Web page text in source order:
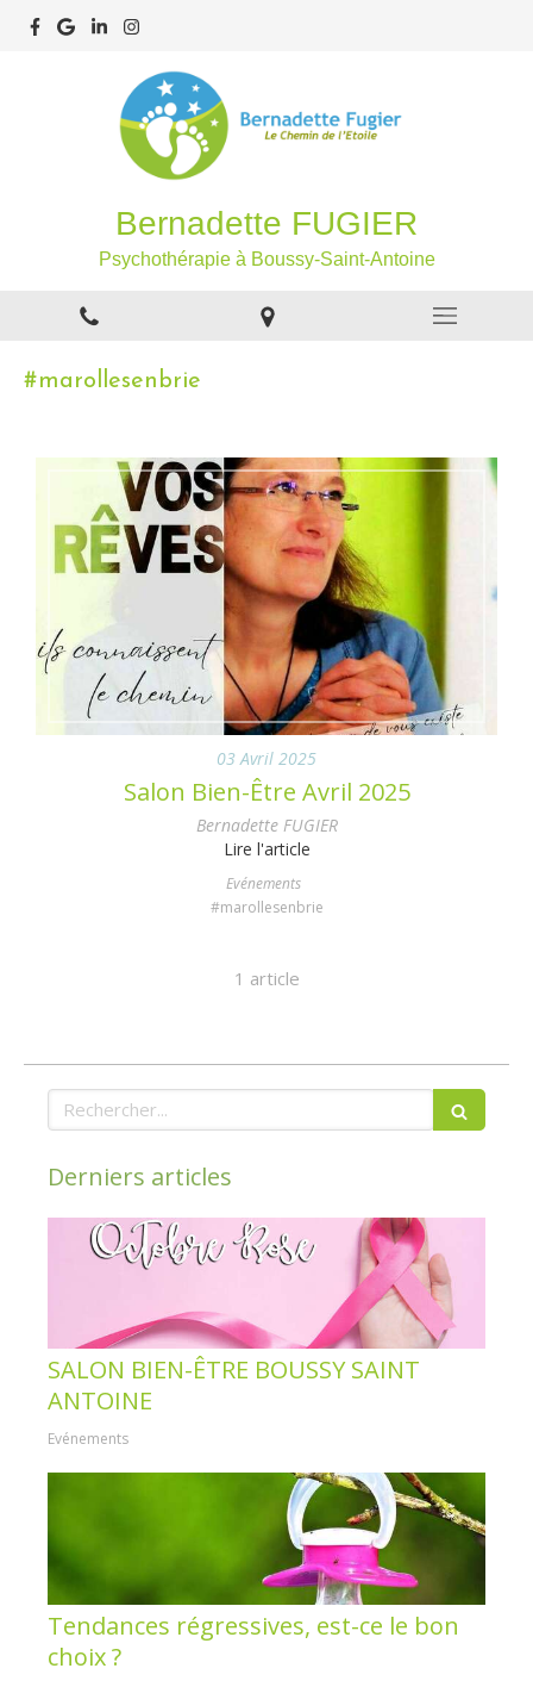
Bernadette FUGIER
Psychothérapie à Boussy-Saint-Antoine
#marollesenbrie
03 Avril 2025
Salon Bien-Être Avril 2025
Bernadette FUGIER
Lire l'article
Evénements
#marollesenbrie
1 article
Rechercher
Derniers articles
SALON BIEN-ÊTRE BOUSSY SAINT
ANTOINE
Evénements
Tendances régressives, est-ce le bon
choix ?